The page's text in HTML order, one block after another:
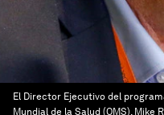
El Director Ejecutivo del
Mundial de la Salud (OMS),